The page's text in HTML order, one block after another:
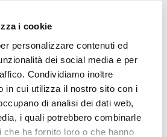
i cookie
personalizzare contenuti ed
dei social media e per
Condividiamo inoltre
in cui utilizza il nostro sito con i
di analisi dei dati web,
i quali potrebbero combinarle
ha fornito loro o che hanno
Finalité
de
Enregistre un
identifiant unique
utilisé pour
2
année